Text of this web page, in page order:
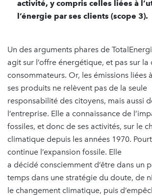
activité, y compris celles liées à
l’énergie par ses clients (scope 3).
Un des arguments phares de
agit sur l’offre énergétique, et pas sur
consommateurs. Or, les émissions liées
ses produits ne relèvent pas de la seule
responsabilité des citoyens, mais aussi
l’entreprise. Elle a connaissance de
fossiles, et donc de ses activités, sur le
climatique depuis les années 1970.
continue l’expansion fossile. Elle
a décidé consciemment d’être dans un
temps dans une stratégie du doute, de
le changement climatique, puis